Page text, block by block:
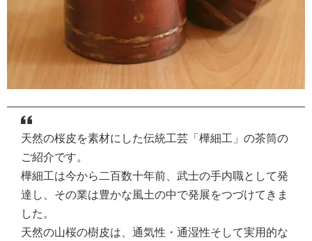
天然の桜皮を素材にした伝統工芸「樺細工」の茶筒の
ご紹介です。
樺細工は今から二百数十年前、武士の手内職として発
達し、その業は豊かな風土の中で発展をつづけてきま
した。
天然の山桜の樹皮は、通気性・通湿性そして実用的な